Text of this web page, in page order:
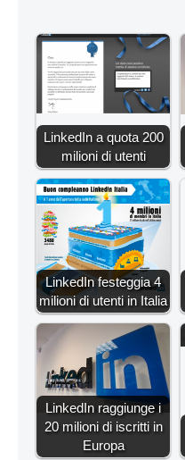
LinkedIn a quota 200
milioni di utenti
LinkedIn festeggia 4
milioni di utenti in Italia
LinkedIn raggiunge i
20 milioni di iscritti in
Europa